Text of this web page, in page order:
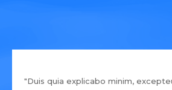
"Duis quia explicabo minim,